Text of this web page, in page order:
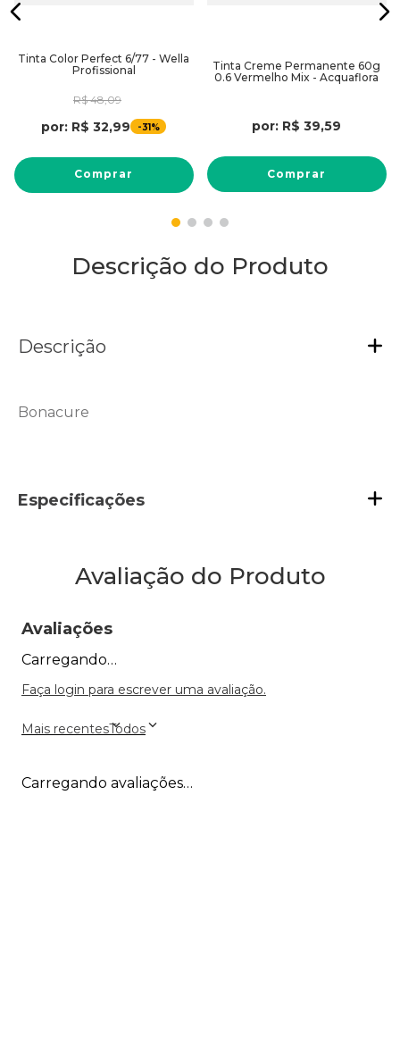
Tinta Color Perfect 6/77 - Wella
Profissional
R$ 48,09
por: R$ 32,99 -31%
Comprar
Tinta Creme Permanente 60g
0.6 Vermelho Mix - Acquaflora
por: R$ 39,59
Comprar
Descrição do Produto
Descrição
Bonacure
Especificações
Avaliação do Produto
Avaliações
Carregando…
Faça login para escrever uma avaliação.
Mais recentesTodos
Carregando avaliações…